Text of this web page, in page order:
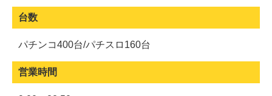
台数
パチンコ400台/パチスロ160台
営業時間